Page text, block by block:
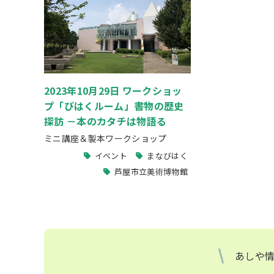
2023年10月29日 ワークショッ
プ「びはくルーム」書物の歴史
探訪 －本のカタチは物語る
ミニ講座＆製本ワークショップ
イベント
まなびはく
芦屋市立美術博物館
あしや